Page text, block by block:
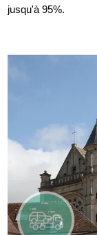
jusqu'à 95%.